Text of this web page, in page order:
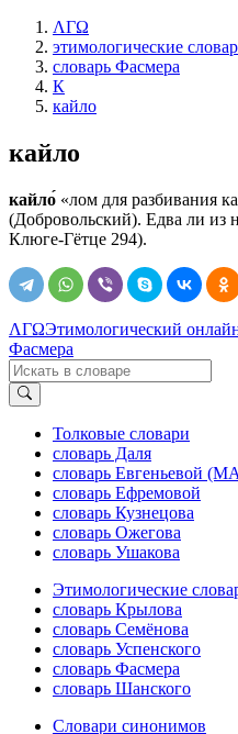
ΛΓΩ
этимологические
словарь Фасмера
К
кайло
кайло
кайло́ «лом для разбивания
(Добровольский). Едва ли из
Клюге-Гётце 294).
ΛΓΩЭтимологический
Фасмера
Толковые словари
словарь Даля
словарь Евгеньевой
словарь Ефремовой
словарь Кузнецова
словарь Ожегова
словарь Ушакова
Этимологические
словарь Крылова
словарь Семёнова
словарь Успенского
словарь Фасмера
словарь Шанского
Словари синонимов